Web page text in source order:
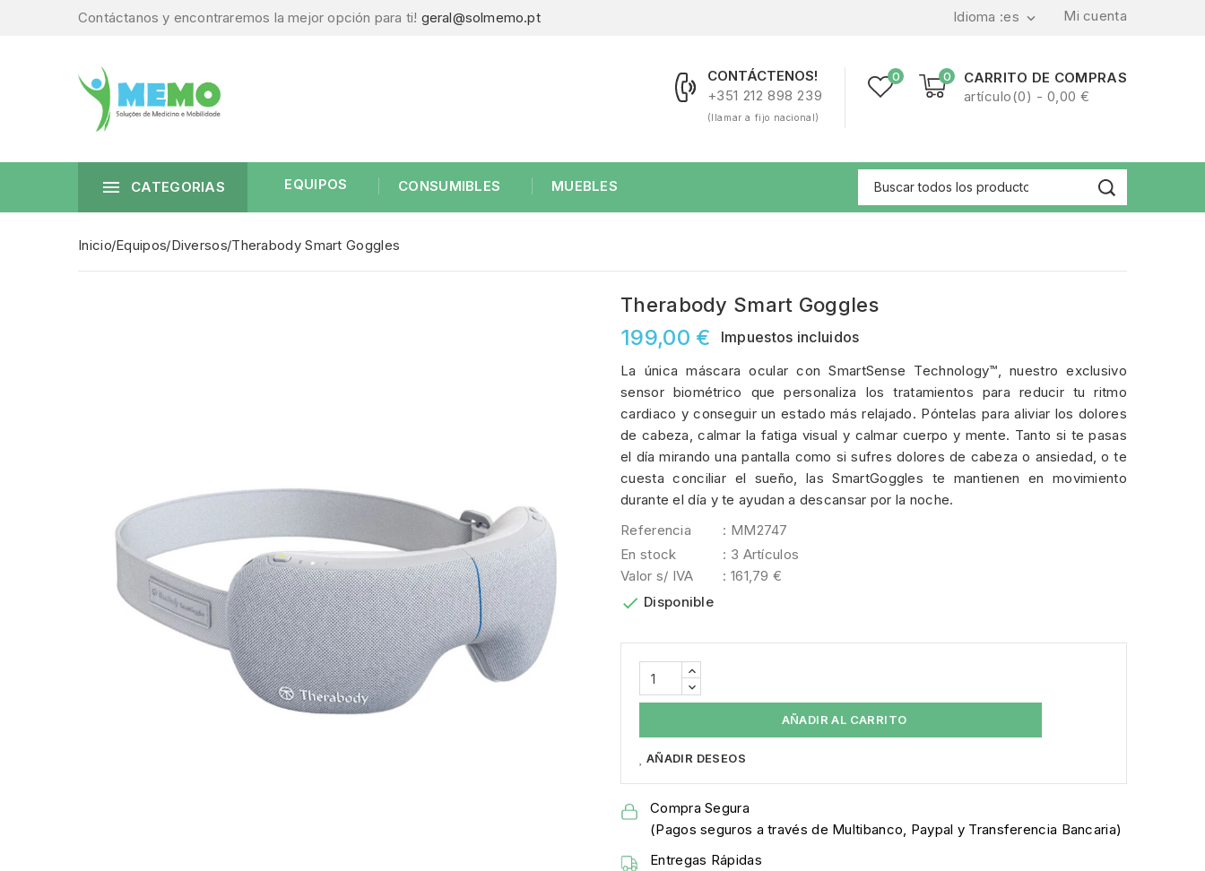
Contáctanos y encontraremos la mejor opción para ti! geral@solmemo.pt Mi cuenta
Idioma :es 
0
CARRITO DE COMPRAS
artículo(0) - 0,00 €
0
CONTÁCTENOS!
+351 212 898 239
(llamar a fijo nacional)
 CATEGORIAS EQUIPOS CONSUMIBLES MUEBLES
Inicio Equipos Diversos Therabody Smart Goggles
Therabody Smart Goggles
199,00 € Impuestos incluidos
La única máscara ocular con SmartSense Technology™, nuestro exclusivo
sensor biométrico que personaliza los tratamientos para reducir tu ritmo
cardiaco y conseguir un estado más relajado. Póntelas para aliviar los dolores
de cabeza, calmar la fatiga visual y calmar cuerpo y mente. Tanto si te pasas
el día mirando una pantalla como si sufres dolores de cabeza o ansiedad, o te
cuesta conciliar el sueño, las SmartGoggles te mantienen en movimiento
durante el día y te ayudan a descansar por la noche.
Referencia
: MM2747
En stock
: 3 Artículos
Valor s/ IVA
: 161,79 €
 Disponible
AÑADIR AL CARRITO
AÑADIR DESEOS
Compra Segura
(Pagos seguros a través de Multibanco, Paypal y Transferencia Bancaria)
Entregas Rápidas